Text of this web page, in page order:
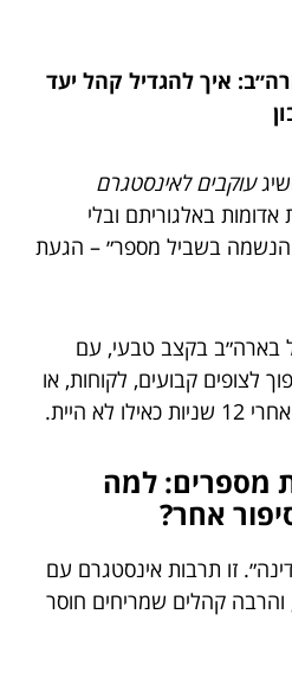
איך להגדיל קהל יעד
עוקבים לאינסטגרם
אדומות באלגוריתם ובלי
בשביל מספר״ – הגעת
בארה״ב בקצב טבעי, עם
לצופים קבועים, לקוחות, או
היית.
מספרים: למה
אחר?
זו תרבות אינסטגרם עם
קהלים שמריחים חוסר